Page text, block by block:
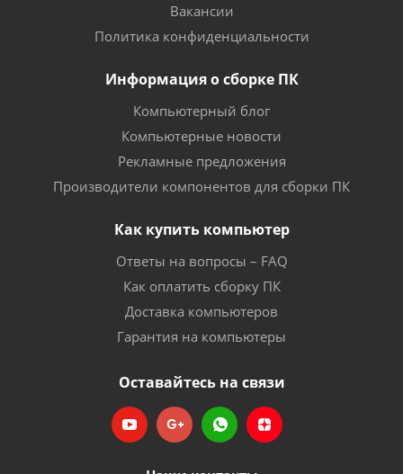
Вакансии
Политика конфиденциальности
Информация о сборке ПК
Компьютерный блог
Компьютерные новости
Рекламные предложения
Производители компонентов для сборки ПК
Как купить компьютер
Ответы на вопросы – FAQ
Как оплатить сборку ПК
Доставка компьютеров
Гарантия на компьютеры
Оставайтесь на связи